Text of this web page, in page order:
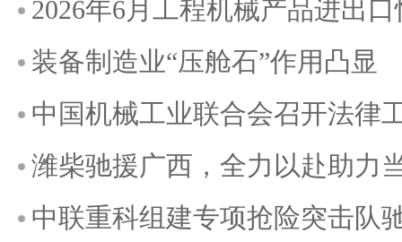
2026年6月工程机械产品进出
装备制造业“压舱石”作用凸显
中国机械工业联合会召开法律
潍柴驰援广西，全力以赴助力
中联重科组建专项抢险突击队